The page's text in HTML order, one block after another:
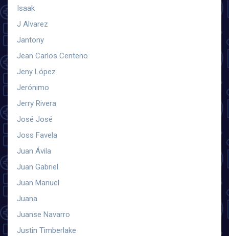
Isaak
J Alvarez
Jantony
Jean Carlos Centeno
Jeny López
Jerónimo
Jerry Rivera
José José
Joss Favela
Juan Ávila
Juan Gabriel
Juan Manuel
Juana
Juanse Navarro
Justin Timberlake